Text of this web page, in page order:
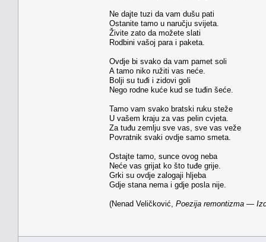
Ne dajte tuzi da vam dušu pati
Ostanite tamo u naručju svijeta.
Živite zato da možete slati
Rodbini vašoj para i paketa.
Ovdje bi svako da vam pamet soli
A tamo niko ružiti vas neće.
Bolji su tuđi i zidovi goli
Nego rodne kuće kud se tuđin šeće.
Tamo vam svako bratski ruku steže
U vašem kraju za vas pelin cvjeta.
Za tuđu zemlju sve vas, sve vas veže
Povratnik svaki ovdje samo smeta.
Ostajte tamo, sunce ovog neba
Neće vas grijat ko što tuđe grije.
Grki su ovdje zalogaji hljeba
Gdje stana nema i gdje posla nije.
(Nenad Veličković, Poezija remontizma —